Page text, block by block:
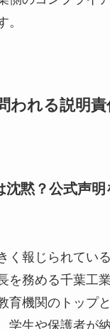
。
われる説明
沈黙？公式声
く報じられてい
を務める千葉工
育機関のトップ
学生や保護者が